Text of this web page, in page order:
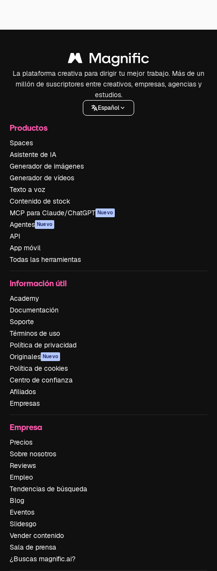
La plataforma creativa para dirigir tu mejor trabajo. Más de un
millón de suscriptores entre creativos, empresas, agencias y
estudios.
Español
Productos
Spaces
Asistente de IA
Generador de imágenes
Generador de vídeos
Texto a voz
Contenido de stock
MCP para Claude/ChatGPT Nuevo
Agentes Nuevo
API
App móvil
Todas las herramientas
Información útil
Academy
Documentación
Soporte
Términos de uso
Política de privacidad
Originales Nuevo
Política de cookies
Centro de confianza
Afiliados
Empresas
Empresa
Precios
Sobre nosotros
Reviews
Empleo
Tendencias de búsqueda
Blog
Eventos
Slidesgo
Vender contenido
Sala de prensa
¿Buscas magnific.ai?